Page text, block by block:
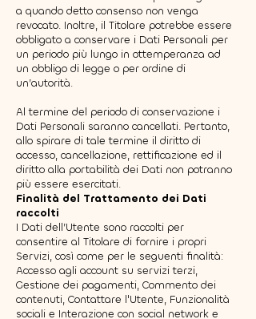
a quando detto consenso non venga
revocato. Inoltre, il Titolare potrebbe essere
obbligato a conservare i Dati Personali per
un periodo più lungo in ottemperanza ad
un obbligo di legge o per ordine di
un’autorità.
Al termine del periodo di conservazione i
Dati Personali saranno cancellati. Pertanto,
allo spirare di tale termine il diritto di
accesso, cancellazione, rettificazione ed il
diritto alla portabilità dei Dati non potranno
più essere esercitati.
Finalità del Trattamento dei Dati
raccolti
I Dati dell’Utente sono raccolti per
consentire al Titolare di fornire i propri
Servizi, così come per le seguenti finalità:
Accesso agli account su servizi terzi,
Gestione dei pagamenti, Commento dei
contenuti, Contattare l'Utente, Funzionalità
sociali e Interazione con social network e